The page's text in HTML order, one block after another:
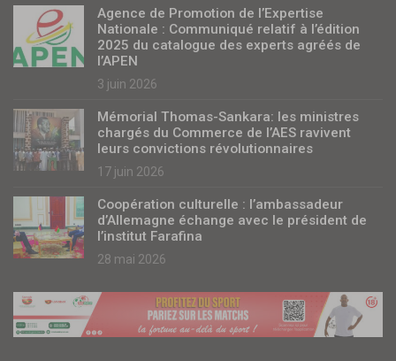
Agence de Promotion de l’Expertise
Nationale : Communiqué relatif à l’édition
2025 du catalogue des experts agréés de
l’APEN
3 juin 2026
Mémorial Thomas-Sankara: les ministres
chargés du Commerce de l’AES ravivent
leurs convictions révolutionnaires
17 juin 2026
Coopération culturelle : l’ambassadeur
d’Allemagne échange avec le président de
l’institut Farafina
28 mai 2026